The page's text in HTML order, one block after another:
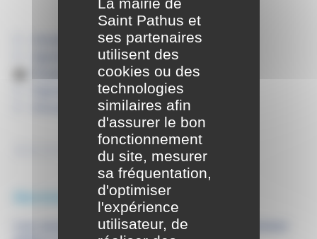
Lire
Portail familles
Signalements
Derniers articles
Les associations de Saint-Pathus à l’honneur
Saint Pathus et
ses partenaires
utilisent des
cookies ou des
technologies
similaires afin
d'assurer le bon
fonctionnement
du site, mesurer
sa fréquentation,
d'optimiser
l'expérience
utilisateur, de